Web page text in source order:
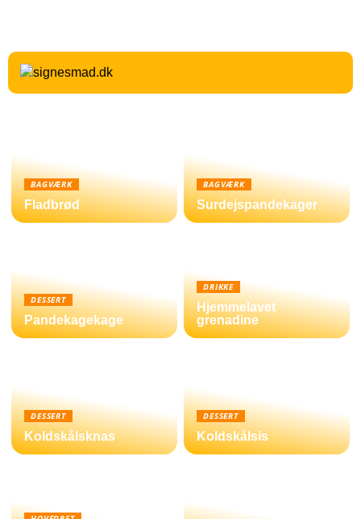
BAGVÆRK
Fladbrød
BAGVÆRK
Surdejspandekager
DESSERT
Pandekagekage
DRIKKE
Hjemmelavet
grenadine
DESSERT
Koldskålsknas
DESSERT
Koldskålsis